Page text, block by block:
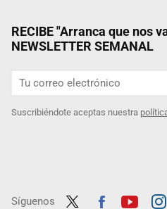
RECIBE "Arranca que nos
NEWSLETTER SEMANAL
Suscribiéndote aceptas nuestra
Síguenos